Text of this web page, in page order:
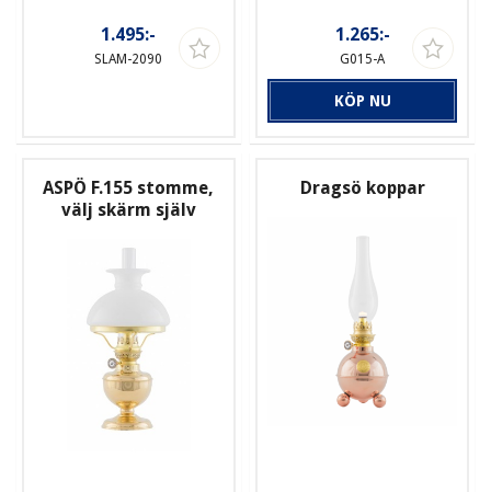
1.495:-
SLAM-2090
1.265:-
G015-A
KÖP NU
ASPÖ F.155 stomme,
välj skärm själv
Dragsö koppar